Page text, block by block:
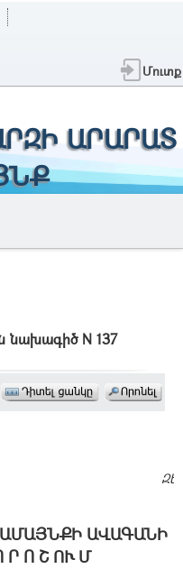
Մուտք
ԱՐԱՐԱՏ
նախագիծ N 137
ԱՎԱԳԱՆԻ
Ր Ո Շ ՈՒ Մ